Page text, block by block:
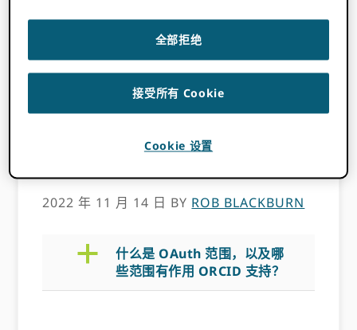
什么是 OAuth 范
围，以及哪些范围
有作用 ORCID 支
2022 年 11 月 14 日 BY ROB BLACKBURN
a
什么是 OAuth 范围，以及哪
些范围有作用 ORCID 支持？
全部拒绝
接受所有 Cookie
Cookie 设置